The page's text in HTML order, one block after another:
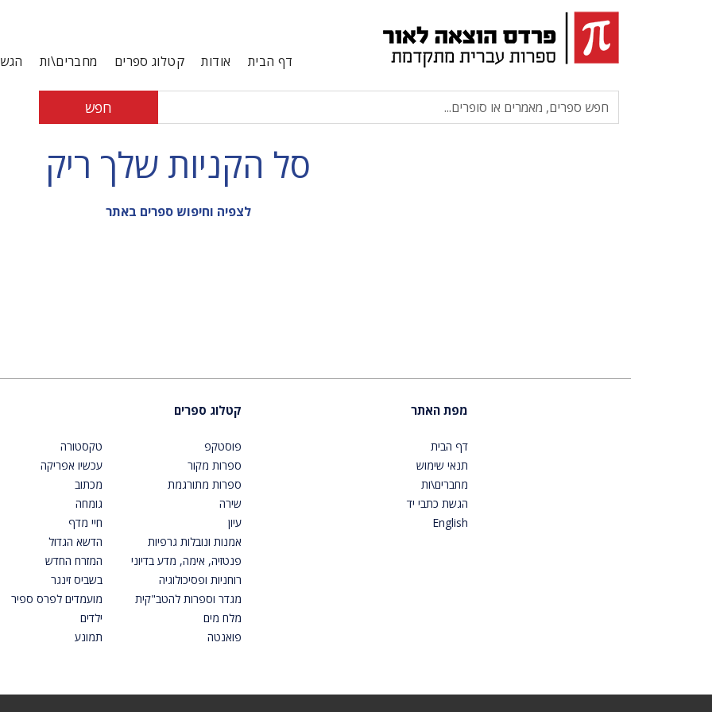
דף הבית אודות קטלוג ספרים מחברים\ות
חפש
סל הקניות שלך ריק
לצפיה וחיפוש ספרים באתר
מפת האתר
דף הבית
תנאי שימוש
מחברים\ות
הגשת כתבי יד
English
קטלוג ספרים
פוסטקפ
ספרות מקור
ספרות מתורגמת
שירה
עיון
אמנות ונובלות גרפיות
פנטזיה, אימה, מדע בדיוני
רוחניות ופסיכולוגיה
מגדר וספרות להטב"קית
מלח מים
פואנטה
טקסטורה
עכשיו אפריקה
מכתוב
גומחה
חיי מדף
הדשא הגדול
המזרח החדש
בשביס זינגר
מועמדים לפרס ספיר
ילדים
תמונע